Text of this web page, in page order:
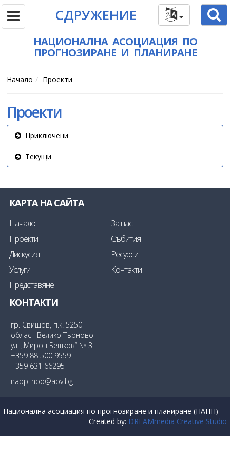
СДРУЖЕНИЕ
НАЦИОНАЛНА АСОЦИАЦИЯ ПО
ПРОГНОЗИРАНЕ И ПЛАНИРАНЕ
Начало Проекти
Проекти
Приключени
Текущи
КАРТА НА САЙТА
Начало
За нас
Проекти
Събития
Дискусия
Ресурси
Услуги
Контакти
Представяне
КОНТАКТИ
гр. Свищов, п.к. 5250
област Велико Търново
ул. „Мирон Бешков“ № 3
+359 88 500 9559
+359 631 66295
napp_npo@abv.bg
Национална асоциация по прогнозиране и планиране (НАПП)
Created by: DREAMmedia Creative Studio